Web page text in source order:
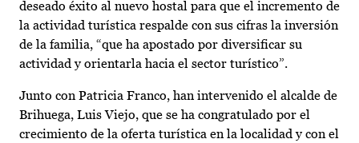
deseado éxito al nuevo hostal para que el incremento de
la actividad turística respalde con sus cifras la inversión
de la familia, “que ha apostado por diversificar su
actividad y orientarla hacia el sector turístico”.
Junto con Patricia Franco, han intervenido el alcalde de
Brihuega, Luis Viejo, que se ha congratulado por el
crecimiento de la oferta turística en la localidad y con el